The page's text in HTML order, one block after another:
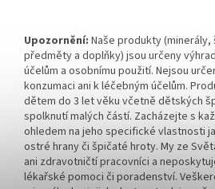
Upozornění: Naše produkty
předměty a doplňky) jsou určeny
účelům a osobnímu použití. Nejsou
konzumaci ani k léčebným účelům.
dětem do 3 let věku včetně dětských
spolknutí malých částí. Zacházejte s
ohledem na jeho specifické vlastnosti
ostré hrany či špičaté hroty. My ze
ani zdravotničtí pracovníci a
lékařské pomoci či poradenství.